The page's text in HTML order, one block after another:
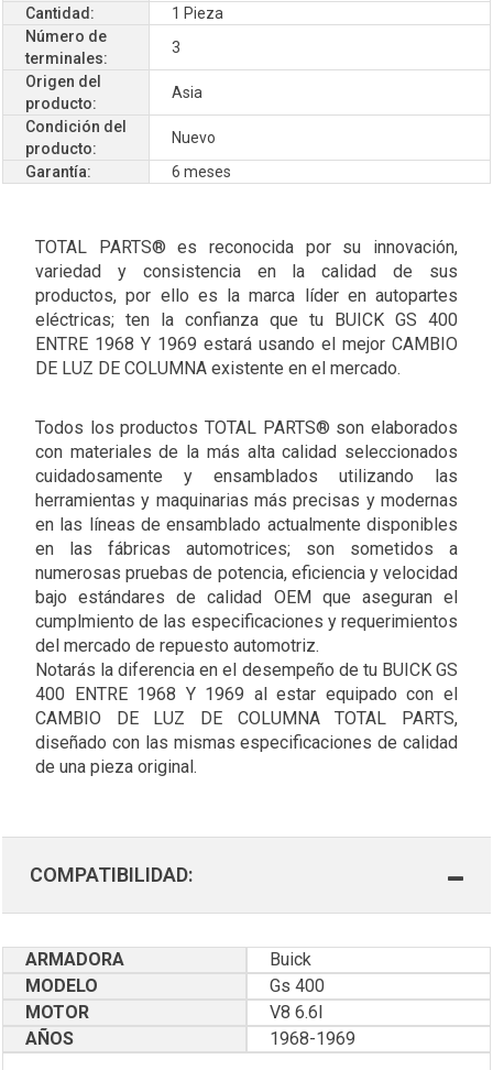
Cantidad:
1 Pieza
Número de
terminales:
3
Origen del
producto:
Asia
Condición del
producto:
Nuevo
Garantía:
6 meses
TOTAL PARTS® es reconocida por su innovación,
variedad y consistencia en la calidad de sus
productos, por ello es la marca líder en autopartes
eléctricas; ten la confianza que tu BUICK GS 400
ENTRE 1968 Y 1969 estará usando el mejor CAMBIO
DE LUZ DE COLUMNA existente en el mercado.
Todos los productos TOTAL PARTS® son elaborados
con materiales de la más alta calidad seleccionados
cuidadosamente y ensamblados utilizando las
herramientas y maquinarias más precisas y modernas
en las líneas de ensamblado actualmente disponibles
en las fábricas automotrices; son sometidos a
numerosas pruebas de potencia, eficiencia y velocidad
bajo estándares de calidad OEM que aseguran el
cumplmiento de las especificaciones y requerimientos
del mercado de repuesto automotriz.
Notarás la diferencia en el desempeño de tu BUICK GS
400 ENTRE 1968 Y 1969 al estar equipado con el
CAMBIO DE LUZ DE COLUMNA TOTAL PARTS,
diseñado con las mismas especificaciones de calidad
de una pieza original.
COMPATIBILIDAD:
ARMADORA
Buick
MODELO
Gs 400
MOTOR
V8 6.6l
AÑOS
1968-1969